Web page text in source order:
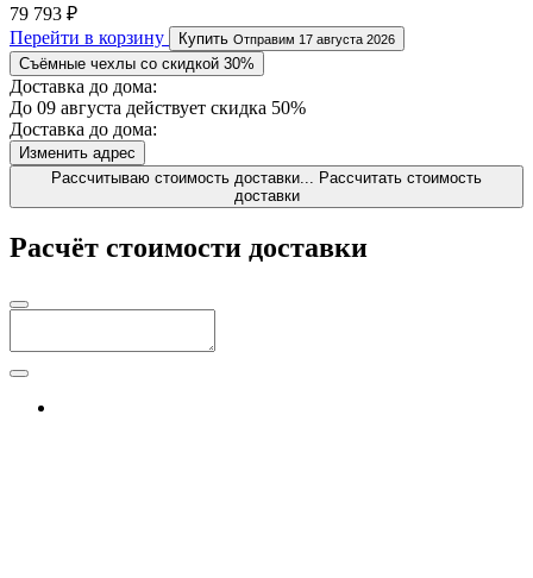
79 793 ₽
Перейти в корзину
Купить Отправим 17 августа 2026
Съёмные чехлы со скидкой 30%
Доставка до дома:
До 09 августа действует скидка 50%
Доставка до дома:
Изменить адрес
Рассчитываю стоимость доставки...
Рассчитать стоимость
доставки
Расчёт стоимости доставки